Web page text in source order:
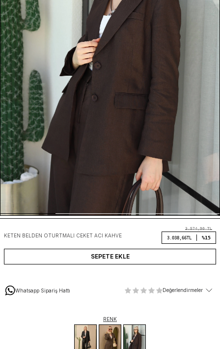
KETEN BELDEN OTURTMALI CEKET ACI KAHVE
3.574,90TL
3.038,66TL %15
SEPETE EKLE
Whatsapp Sipariş Hattı Değerlendirmeler
RENK